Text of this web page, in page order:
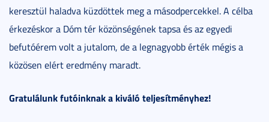
keresztül haladva küzdöttek meg a másodpercekkel. A célba
érkezéskor a Dóm tér közönségének tapsa és az egyedi
befutóérem volt a jutalom, de a legnagyobb érték mégis a
közösen elért eredmény maradt.
Gratulálunk futóinknak a kiváló teljesítményhez!